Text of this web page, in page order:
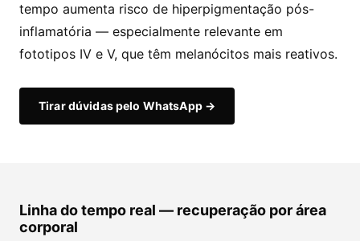
tempo aumenta risco de hiperpigmentação pós-
inflamatória — especialmente relevante em
fototipos IV e V, que têm melanócitos mais reativos.
Tirar dúvidas pelo WhatsApp →
Linha do tempo real — recuperação por área
corporal